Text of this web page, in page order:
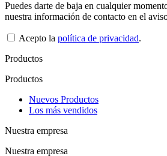
Puedes darte de baja en cualquier
nuestra información de contacto en el
Acepto la política de privacidad.
Productos
Productos
Nuevos Productos
Los más vendidos
Nuestra empresa
Nuestra empresa